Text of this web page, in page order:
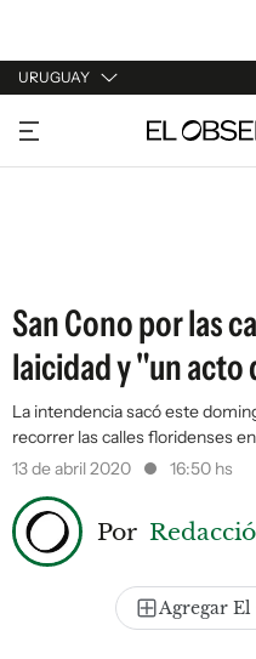
URUGUAY
URUGUAY
ARGENTINA
San Cono por las
laicidad y "un acto
La intendencia sacó este
recorrer las calles floridenses
13 de abril 2020
16:50 hs
Por
Agregar